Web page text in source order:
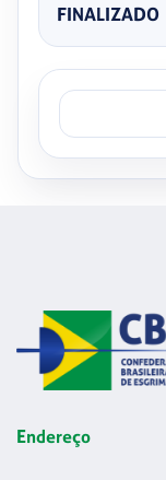
FINALIZADO
Endereço